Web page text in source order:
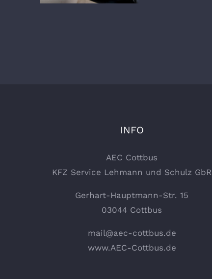
INFO
AEC Cottbus
KFZ Service Lehmann und Schulz GbR
Gerhart-Hauptmann-Str. 15
03044 Cottbus
mail@aec-cottbus.de
www.AEC-Cottbus.de